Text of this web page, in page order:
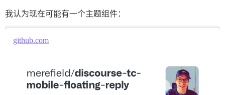
我认为现在可能有一个主题组件：
github.com